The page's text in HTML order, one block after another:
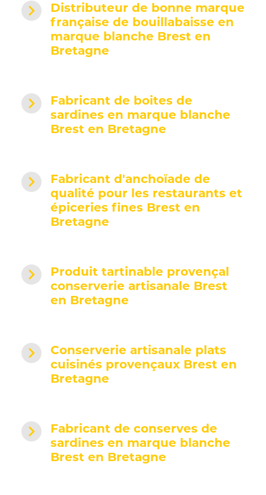
navigate_next
Distributeur de bonne marque
française de bouillabaisse en
marque blanche Brest en
Bretagne
navigate_next
Fabricant de boites de
sardines en marque blanche
Brest en Bretagne
navigate_next
Fabricant d'anchoïade de
qualité pour les restaurants et
épiceries fines Brest en
Bretagne
navigate_next
Produit tartinable provençal
conserverie artisanale Brest
en Bretagne
navigate_next
Conserverie artisanale plats
cuisinés provençaux Brest en
Bretagne
navigate_next
Fabricant de conserves de
sardines en marque blanche
Brest en Bretagne